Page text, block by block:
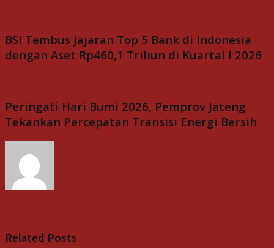
BSI Tembus Jajaran Top 5 Bank di Indonesia
dengan Aset Rp460,1 Triliun di Kuartal I 2026
Peringati Hari Bumi 2026, Pemprov Jateng
Tekankan Percepatan Transisi Energi Bersih
Related Posts